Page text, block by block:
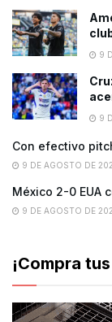
9
9
Con efectivo
9 DE AGOSTO DE
México 2-0 EUA
9 DE AGOSTO DE
¡Compra